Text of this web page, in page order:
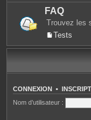
FAQ
Trouvez les
Tests
CONNEXION •
Nom d’utilisateur :